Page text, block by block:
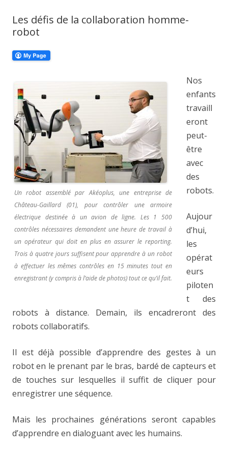
Les défis de la collaboration homme-
robot
Un robot assemblé par Akéoplus, une entreprise de
Château-Gaillard (01), pour contrôler une armoire
électrique destinée à un avion de ligne. Les 1 500
contrôles nécessaires demandent une heure de travail à
un opérateur qui doit en plus en assurer le reporting.
Trois à quatre jours suffisent pour apprendre à un robot
à effectuer les mêmes contrôles en 15 minutes tout en
enregistrant (y compris à l’aide de photos) tout ce qu’il fait.
Nos
enfants
travaill
eront
peut-
être
avec
des
robots.
Aujour
d’hui,
les
opérat
eurs
piloten
t des
robots à distance. Demain, ils encadreront des
robots collaboratifs.
Il est déjà possible d’apprendre des gestes à un
robot en le prenant par le bras, bardé de capteurs et
de touches sur lesquelles il suffit de cliquer pour
enregistrer une séquence.
Mais les prochaines générations seront capables
d’apprendre en dialoguant avec les humains.